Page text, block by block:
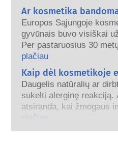
mūsų hormonų
kažkas gali imituoti
kad tai sutrikdys mūsų
Buvo įrodyta, kad
natūralias, imituoja
mažai (o tai dažniausiai yra stiprūs vaistai)
gali sukelti endokrininės
Griežti gaminių saugos
atlieka kvalifikuoti
įmonės teisiškai privalo
galimą riziką, įskaitant
Ar kosmetika
Europos Sąjungoje
gyvūnais buvo visiškai
Per pastaruosius 30
įsigaliojant draudimui,
priežiūros pramonė
tyrimus ir plėtrą,
alternatyvas
įvertinti kosmetikos
saugumą.
plačiau
Kaip dėl kosmetikoje
Daugelis natūralių ar
sukelti alerginę reakciją.
atsiranda, kai žmogaus
reaguoja į medžiagas,
plačiau